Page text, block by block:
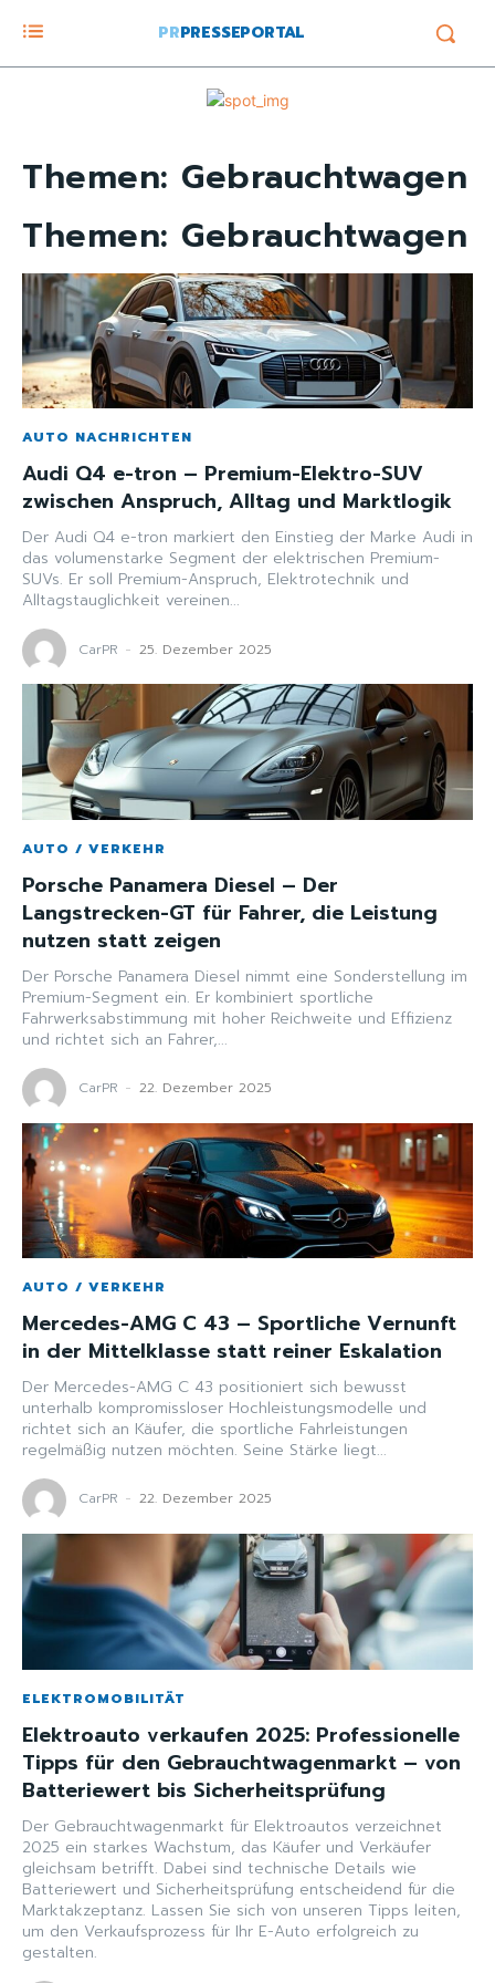
PRPRESSEPORTAL
Themen: Gebrauchtwagen
Themen: Gebrauchtwagen
AUTO NACHRICHTEN
Audi Q4 e-tron – Premium-Elektro-SUV
zwischen Anspruch, Alltag und Marktlogik
Der Audi Q4 e-tron markiert den Einstieg der Marke Audi in
das volumenstarke Segment der elektrischen Premium-
SUVs. Er soll Premium-Anspruch, Elektrotechnik und
Alltagstauglichkeit vereinen...
CarPR - 25. Dezember 2025
AUTO / VERKEHR
Porsche Panamera Diesel – Der
Langstrecken-GT für Fahrer, die Leistung
nutzen statt zeigen
Der Porsche Panamera Diesel nimmt eine Sonderstellung im
Premium-Segment ein. Er kombiniert sportliche
Fahrwerksabstimmung mit hoher Reichweite und Effizienz
und richtet sich an Fahrer,...
CarPR - 22. Dezember 2025
AUTO / VERKEHR
Mercedes-AMG C 43 – Sportliche Vernunft
in der Mittelklasse statt reiner Eskalation
Der Mercedes-AMG C 43 positioniert sich bewusst
unterhalb kompromissloser Hochleistungsmodelle und
richtet sich an Käufer, die sportliche Fahrleistungen
regelmäßig nutzen möchten. Seine Stärke liegt...
CarPR - 22. Dezember 2025
ELEKTROMOBILITÄT
Elektroauto verkaufen 2025: Professionelle
Tipps für den Gebrauchtwagenmarkt – von
Batteriewert bis Sicherheitsprüfung
Der Gebrauchtwagenmarkt für Elektroautos verzeichnet
2025 ein starkes Wachstum, das Käufer und Verkäufer
gleichsam betrifft. Dabei sind technische Details wie
Batteriewert und Sicherheitsprüfung entscheidend für die
Marktakzeptanz. Lassen Sie sich von unseren Tipps leiten,
um den Verkaufsprozess für Ihr E-Auto erfolgreich zu
gestalten.